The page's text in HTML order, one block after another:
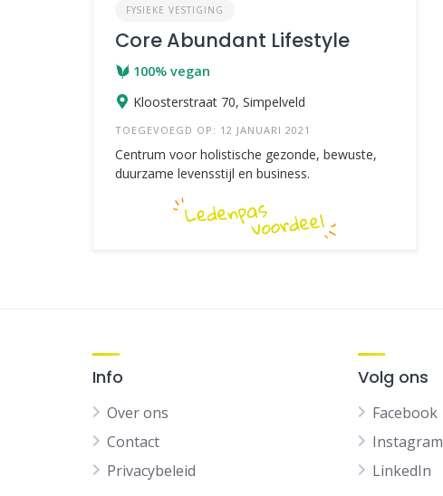
FYSIEKE VESTIGING
Core Abundant Lifestyle
100% vegan
Kloosterstraat 70, Simpelveld
TOEGEVOEGD OP: 12 JANUARI 2021
Centrum voor holistische gezonde, bewuste,
duurzame levensstijl en business.
Info
Over ons
Contact
Privacybeleid
Volg ons
Facebook
Instagram
LinkedIn